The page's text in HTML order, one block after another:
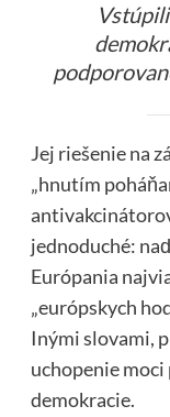
Jej riešenie na
„hnutím
jednoduché:
Európania
„európskych
Inými slovami,
uchopenie
demokracie.